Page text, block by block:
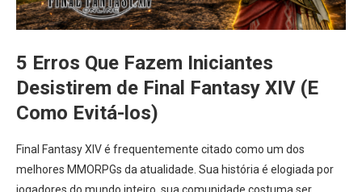
5 Erros Que Fazem Iniciantes
Desistirem de Final Fantasy XIV (E
Como Evitá-los)
Final Fantasy XIV é frequentemente citado como um dos
melhores MMORPGs da atualidade. Sua história é elogiada por